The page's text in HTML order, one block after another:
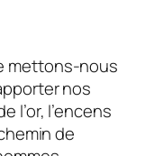
mettons-nous
nos
l’or, l’encens
de